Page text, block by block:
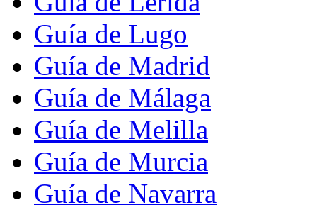
Guía de Lugo
Guía de Madrid
Guía de Málaga
Guía de Melilla
Guía de Murcia
Guía de Navarra